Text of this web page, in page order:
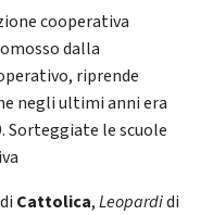
cooperativa
dalla
riprende
negli ultimi anni era
Sorteggiate le scuole
di Cattolica,Leopardidi